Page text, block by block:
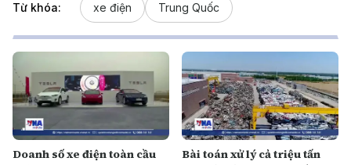
Từ khóa: xe điện Trung Quốc
Doanh số xe điện toàn cầu
Bài toán xử lý cả triệu tấn